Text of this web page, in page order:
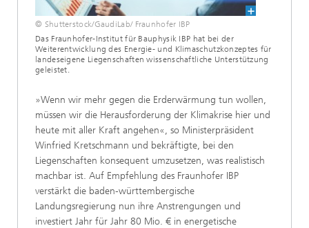
© Shutterstock/GaudiLab/ Fraunhofer IBP
Das Fraunhofer-Institut für Bauphysik IBP hat bei der
Weiterentwicklung des Energie- und Klimaschutzkonzeptes für
landeseigene Liegenschaften wissenschaftliche Unterstützung
geleistet.
»Wenn wir mehr gegen die Erderwärmung tun wollen,
müssen wir die Herausforderung der Klimakrise hier und
heute mit aller Kraft angehen«, so Ministerpräsident
Winfried Kretschmann und bekräftigte, bei den
Liegenschaften konsequent umzusetzen, was realistisch
machbar ist. Auf Empfehlung des Fraunhofer IBP
verstärkt die baden-württembergische
Landungsregierung nun ihre Anstrengungen und
investiert Jahr für Jahr 80 Mio. € in energetische